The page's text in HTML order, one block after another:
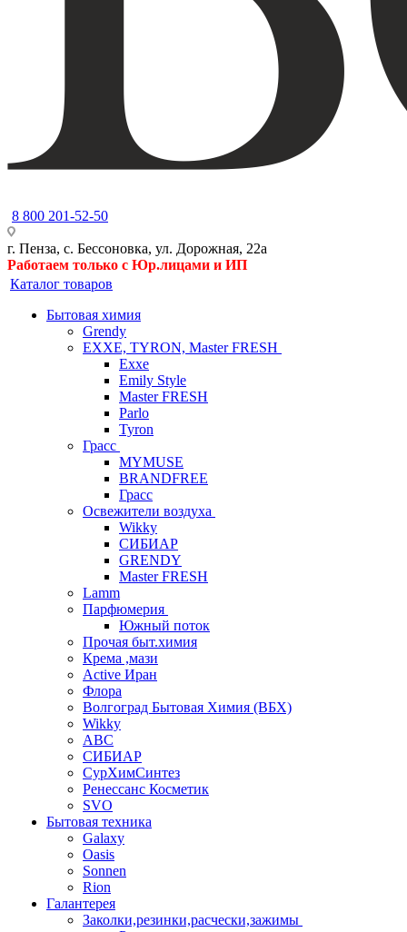
8 800 201-52-50
г. Пенза, с. Бессоновка, ул. Дорожная, 22а
Работаем только с Юр.лицами и ИП
Каталог товаров
Бытовая химия
Grendy
EXXE, TYRON, Master FRESH
Exxe
Emily Style
Master FRESH
Parlo
Tyron
Грасс
MYMUSE
BRANDFREE
Грасс
Освежители воздуха
Wikky
СИБИАР
GRENDY
Master FRESH
Lamm
Парфюмерия
Южный поток
Прочая быт.химия
Крема ,мази
Аctive Иран
Флора
Волгоград Бытовая Химия (ВБХ)
Wikky
АВС
СИБИАР
СурХимСинтез
Ренессанс Косметик
SVO
Бытовая техника
Galaxy
Oasis
Sonnen
Rion
Галантерея
Заколки,резинки,расчески,зажимы